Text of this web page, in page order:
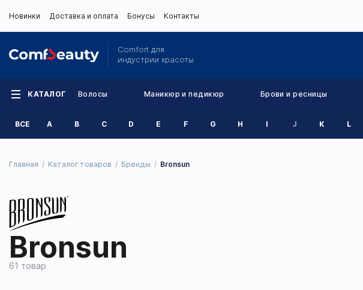
Новинки Доставка и оплата Бонусы Контакты
Comfort для
индустрии красоты
КАТАЛОГ Волосы Маникюр и педикюр Брови и ресницы
ВСЕ A B C D E F G H I J K L
Главная Каталог товаров Бренды Bronsun
Bronsun
61 товар